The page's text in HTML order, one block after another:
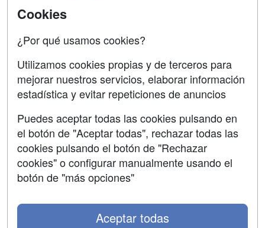
Contactar
Copyleft
Grupo formazion:
Cookies
¿Por qué usamos cookies?
Utilizamos cookies propias y de terceros para
mejorar nuestros servicios, elaborar información
estadística y evitar repeticiones de anuncios
Puedes aceptar todas las cookies pulsando en
el botón de "Aceptar todas", rechazar todas las
cookies pulsando el botón de "Rechazar
cookies" o configurar manualmente usando el
botón de "más opciones"
Aceptar todas